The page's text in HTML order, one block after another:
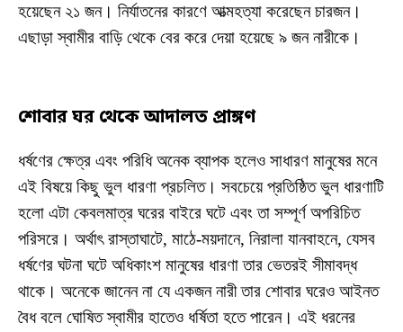
হয়েছেন ২১ জন। নির্যাতনের কারণে আত্মহত্যা করেছেন চারজন।
এছাড়া স্বামীর বাড়ি থেকে বের করে দেয়া হয়েছে ৯ জন নারীকে।
শোবারঘর থেকেআদালত প্রাঙ্গণ
ধর্ষণের ক্ষেত্র এবং পরিধি অনেক ব্যাপক হলেও সাধারণ মানুষের মনে
এই বিষয়ে কিছু ভুল ধারণা প্রচলিত। সবচেয়ে প্রতিষ্ঠিত ভুল ধারণাটি
হলো এটা কেবলমাত্র ঘরের বাইরে ঘটে এবং তা সম্পূর্ণ অপরিচিত
পরিসরে। অর্থাৎ রাস্তাঘাটে, মাঠে-ময়দানে, নিরালা যানবাহনে, যেসব
ধর্ষণের ঘটনা ঘটে অধিকাংশ মানুষের ধারণা তার ভেতরই সীমাবদ্ধ
থাকে। অনেকে জানেন না যে একজন নারী তার শোবার ঘরেও আইনত
বৈধ বলে ঘোষিত স্বামীর হাতেও ধর্ষিতা হতে পারেন। এই ধরনের